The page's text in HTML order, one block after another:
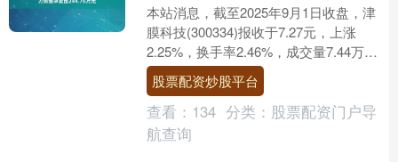
本站消息，截至2025年9月1日收盘，津
膜科技(300334)报收于7.27元，上涨
2.25%，换手率2.46%，成交量7.44万手
股票配资炒股平台，成交额53....
股票配资炒股平台
查看： 134 分类： 股票配资门户导
航查询